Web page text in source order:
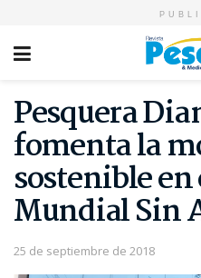
Pesquera
fomenta la
sostenible en
Mundial Sin
25 de septiembre de 2018